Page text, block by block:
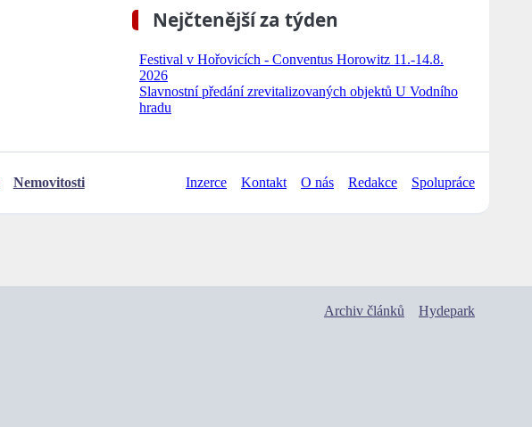
Nejčtenější za týden
Festival v Hořovicích - Conventus Horowitz 11.-14.8.
2026
Slavnostní předání zrevitalizovaných objektů U Vodního
hradu
Nemovitosti Inzerce Kontakt O nás Redakce Spolupráce
Archiv článků Hydepark